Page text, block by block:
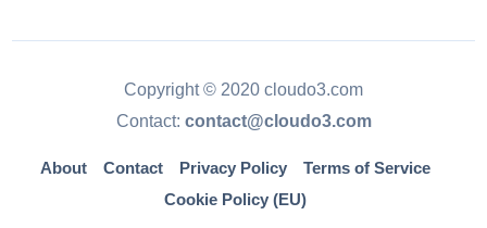
Copyright © 2020 cloudo3.com
Contact: contact@cloudo3.com
About Contact Privacy Policy
Terms of Service
Cookie Policy (EU)